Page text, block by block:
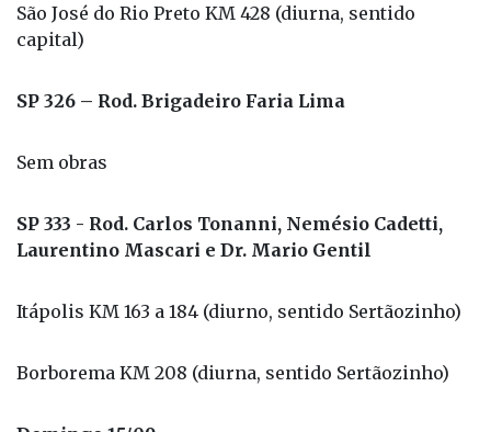
São José do Rio Preto KM 428 (diurna, sentido
capital)
SP 326 – Rod. Brigadeiro Faria Lima
Sem obras
SP 333 - Rod. Carlos Tonanni, Nemésio Cadetti,
Laurentino Mascari e Dr. Mario Gentil
Itápolis KM 163 a 184 (diurno, sentido Sertãozinho)
Borborema KM 208 (diurna, sentido Sertãozinho)